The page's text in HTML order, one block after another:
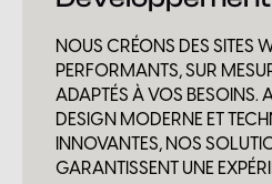
NOUS CRÉONS DES SITES
PERFORMANTS, SUR
ADAPTÉS À VOS BESOINS.
DESIGN MODERNE ET
INNOVANTES, NOS
GARANTISSENT UNE